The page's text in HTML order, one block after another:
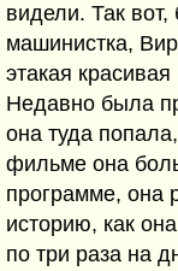
видели. Так
машинистка,
этакая
Недавно была
она туда
фильме она
программе, она
историю, как
по три раза на